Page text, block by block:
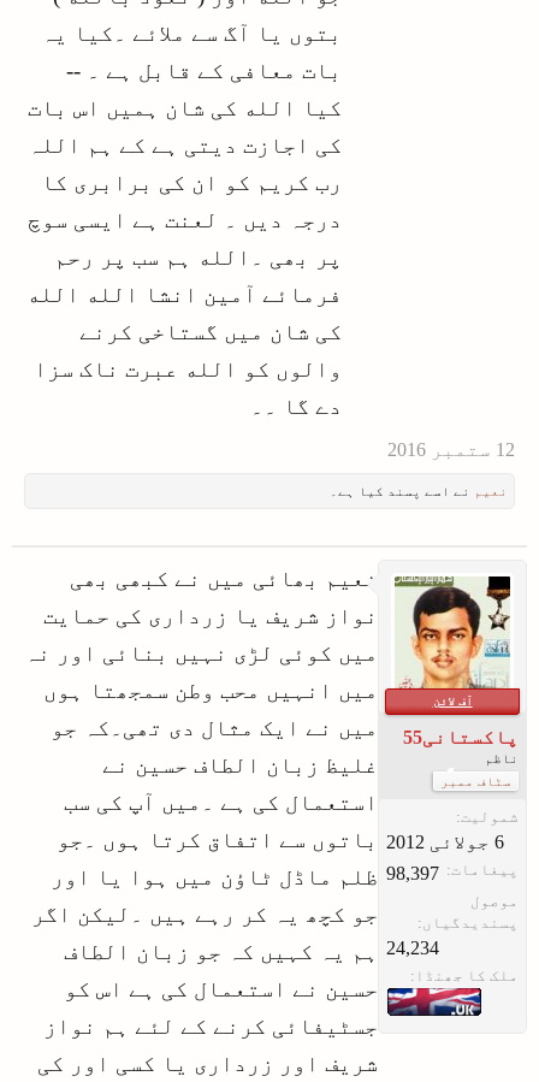
کوئی 14 لاشیں اپنی پولیس کے
معذرو کردے۔۔ وہ ہمیں دہشت گرد
نظر نہ آئے ؟
اور کوئی سینکڑوں انڈین
ایجنٹوں کو سرکاری گاڑیوں میں
بغیر پولیس یا کسٹم چیکنگ کے
ملک میں لائے اپنی فیکٹریوں میں
پناہ دے۔
کے رابطے نکل آئیں۔۔۔ لیکن وہ
محب وطن ہونے کا فراڈ کرتا رہے
نریندر مودی تلواریں لہرا لہرا
منہ سے مذمت کا ایک لفظ بھی جواب
میں نہ نکلے۔۔
وہ ہمیں پھر بھی محب وطن ہی نظر
بول پڑے ۔۔۔ تو وہ غدار ہے ۔۔۔
(اور وہ واقعی غدار ہے )
لیکن جو اوپر بیان ہوا ہے وہ سب
بھی غداری ہے ۔
یا مان لیں کہ کوئی پاکستان کی
ماں بہن ایک کرکے جائے ۔۔ لیکن
لیکن جو ہمارے ملک کو ماں بہن کی
گالی دے دے ۔۔۔۔ وہ ہمیں قابل
قبول نہیں ؟
بتوں یا آگ سے ملائے ۔کیا یہ
بات معافی کے قابل ہے ۔ --
کیا الله کی شان ہمیں اس بات
کی اجازت دیتی ہے کے ہم اللہ
رب کریم کو ان کی برابری کا
درجہ دیں ۔ لعنت ہے ایسی سوچ
پر بھی ۔الله ہم سب پر رحم
فرمائے آمین انشا الله الله
کی شان میں گستاخی کرنے
والوں کو الله عبرت ناک سزا
دے گا ۔۔​
نعیم نے اسے پسند کیا ہے۔
آف لائن
پاکستانی55
ناظم
سٹاف ممبر
شمولیت:
پیغامات: 98,397
موصول
پسندیدگیاں:
24,234
ملک کا جھنڈا:
نعیم بھائی میں نے کبھی بھی
نواز شریف یا زرداری کی حمایت
میں کوئی لڑی نہیں بنائی اور نہ
میں انہیں محب وطن سمجھتا ہوں
میں نے ایک مثال دی تھی۔کہ جو
غلیظ زبان الطاف حسین نے
استعمال کی ہے ۔میں آپ کی سب
باتوں سے اتفاق کرتا ہوں ۔جو
ظلم ماڈل ٹاؤن میں ہوا یا اور
جو کچھ یہ کر رہے ہیں ۔لیکن اگر
ہم یہ کہیں کہ جو زبان الطاف
حسین نے استعمال کی ہے اس کو
جسٹیفائی کرنے کے لئے ہم نواز
شریف اور زرداری یا کسی اور کی